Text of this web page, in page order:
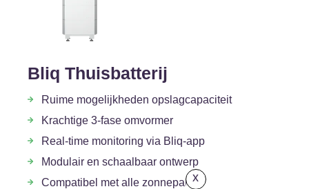
Bliq Thuisbatterij
Ruime mogelijkheden opslagcapaciteit
Krachtige 3-fase omvormer
Real-time monitoring via Bliq-app
Modulair en schaalbaar ontwerp
Compatibel met alle zonnepanelen
x